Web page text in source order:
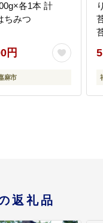
各1本 計
ちみつ
円
麻市
返礼品